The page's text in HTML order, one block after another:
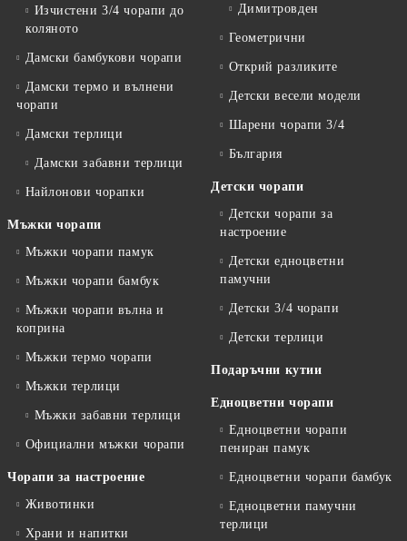
Изчистени 3/4 чорапи до
коляното
Дамски бамбукови чорапи
Дамски термо и вълнени
чорапи
Дамски терлици
Дамски забавни терлици
Найлонови чорапки
Мъжки чорапи
Мъжки чорапи памук
Мъжки чорапи бамбук
Мъжки чорапи вълна и
коприна
Мъжки термо чорапи
Мъжки терлици
Мъжки забавни терлици
Официални мъжки чорапи
Чорапи за настроение
Животинки
Храни и напитки
Димитровден
Геометрични
Открий разликите
Детски весели модели
Шарени чорапи 3/4
България
Детски чорапи
Детски чорапи за
настроение
Детски едноцветни
памучни
Детски 3/4 чорапи
Детски терлици
Подаръчни кутии
Едноцветни чорапи
Едноцветни чорапи
пениран памук
Едноцветни чорапи бамбук
Едноцветни памучни
терлици